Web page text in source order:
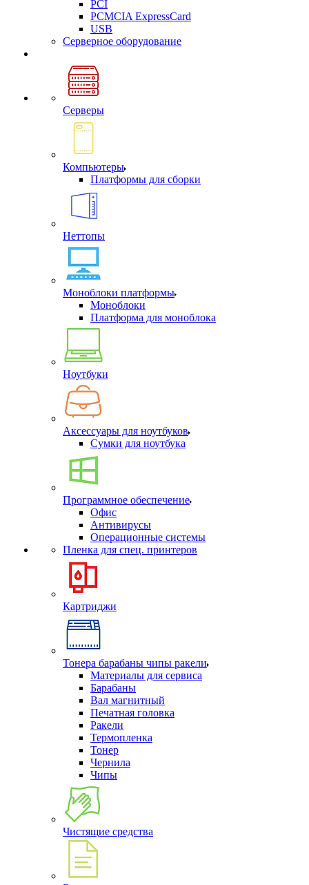
PCI
PCMCIA ExpressCard
USB
Cерверное оборудование
Серверы
Компьютеры
Платформы для сборки
Неттопы
Моноблоки платформы
Моноблоки
Платформа для моноблока
Ноутбуки
Аксессуары для ноутбуков
Сумки для ноутбука
Программное обеспечение
Офис
Антивирусы
Операционные системы
Пленка для спец. принтеров
Картриджи
Тонера барабаны чипы ракели
Материалы для сервиса
Барабаны
Вал магнитный
Печатная головка
Ракели
Термопленка
Тонер
Чернила
Чипы
Чистящие средства